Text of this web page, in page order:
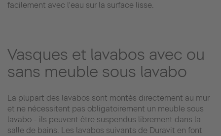
facilement avec l'eau sur la surface lisse.
Vasques et lavabos avec ou
sans meuble sous lavabo
La plupart des lavabos sont montés directement au mur
et ne nécessitent pas obligatoirement un meuble sous
lavabo - ils peuvent être suspendus librement dans la
salle de bains. Les lavabos suivants de Duravit en font